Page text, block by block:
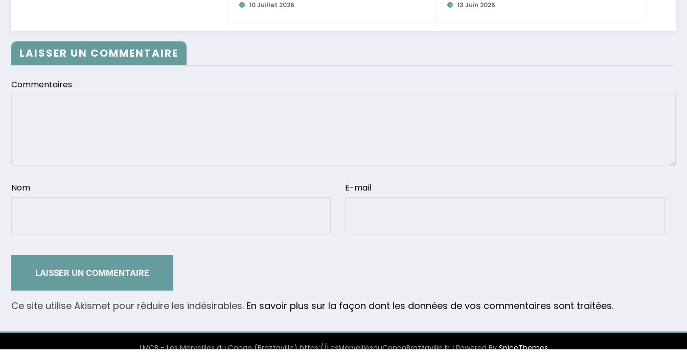
10 Juillet 2026 13 Juin 2026
LAISSER UN COMMENTAIRE
Commentaires
Nom E-mail
Ce site utilise Akismet pour réduire les indésirables. En savoir plus sur la façon dont les données de vos commentaires sont traitées.
LMCB - Les Merveilles du Congo (Brazzaville) https://LesMerveillesduCongoBrazzaville.fr | Powered BySpiceThemes